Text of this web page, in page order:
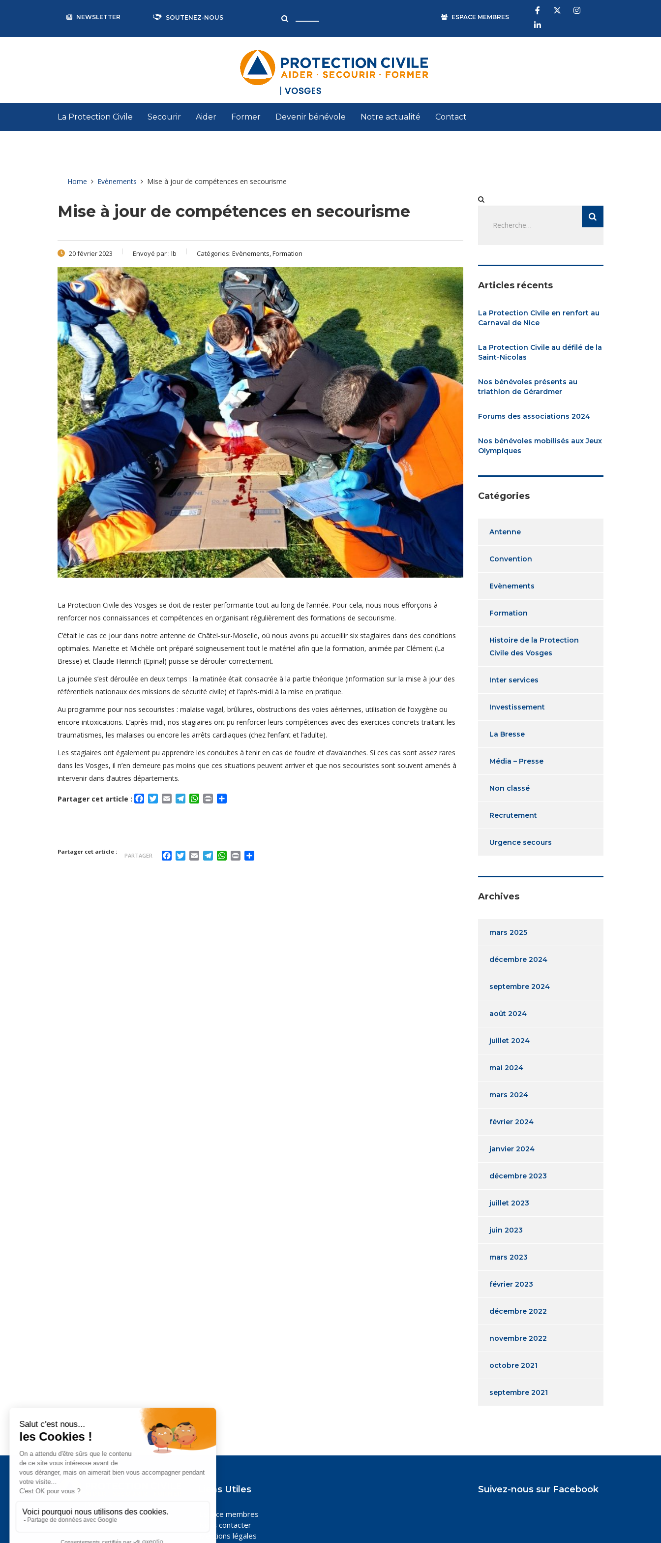
NEWSLETTER SOUTENEZ-NOUS ESPACE MEMBRES
La Protection Civile Secourir Aider Former Devenir bénévole Notre actualité Contact
Home Evènements Mise à jour de compétences en secourisme
Mise à jour de compétences en secourisme
20 février 2023 Envoyé par : lb Catégories: Evènements, Formation
La Protection Civile des Vosges se doit de rester performante tout au long de l’année. Pour cela, nous nous efforçons à
renforcer nos connaissances et compétences en organisant régulièrement des formations de secourisme.
C’était le cas ce jour dans notre antenne de Châtel-sur-Moselle, où nous avons pu accueillir six stagiaires dans des conditions
optimales. Mariette et Michèle ont préparé soigneusement tout le matériel afin que la formation, animée par Clément (La
Bresse) et Claude Heinrich (Epinal) puisse se dérouler correctement.
La journée s’est déroulée en deux temps : la matinée était consacrée à la partie théorique (information sur la mise à jour des
référentiels nationaux des missions de sécurité civile) et l’après-midi à la mise en pratique.
Au programme pour nos secouristes : malaise vagal, brûlures, obstructions des voies aériennes, utilisation de l’oxygène ou
encore intoxications. L’après-midi, nos stagiaires ont pu renforcer leurs compétences avec des exercices concrets traitant les
traumatismes, les malaises ou encore les arrêts cardiaques (chez l’enfant et l’adulte).
Les stagiaires ont également pu apprendre les conduites à tenir en cas de foudre et d’avalanches. Si ces cas sont assez rares
dans les Vosges, il n’en demeure pas moins que ces situations peuvent arriver et que nos secouristes sont souvent amenés à
intervenir dans d’autres départements.
Partager cet article : Facebook
TwitterEmailTelegram
WhatsApp
Print
PARTAGER
Partager cet article : Facebook
Twitter
EmailTelegram
WhatsApp
Print
Articles récents
La Protection Civile en renfort au
Carnaval de Nice
La Protection Civile au défilé de la
Saint-Nicolas
Nos bénévoles présents au
triathlon de Gérardmer
Forums des associations 2024
Nos bénévoles mobilisés aux Jeux
Olympiques
Catégories
Antenne
Convention
Evènements
Formation
Histoire de la Protection
Civile des Vosges
Inter services
Investissement
La Bresse
Média – Presse
Non classé
Recrutement
Urgence secours
Archives
mars 2025
décembre 2024
septembre 2024
août 2024
juillet 2024
mai 2024
mars 2024
février 2024
janvier 2024
décembre 2023
juillet 2023
juin 2023
mars 2023
février 2023
décembre 2022
novembre 2022
octobre 2021
septembre 2021
Liens Utiles
Espace membres
Nous contacter
Mentions légales
Suivez-nous sur Facebook